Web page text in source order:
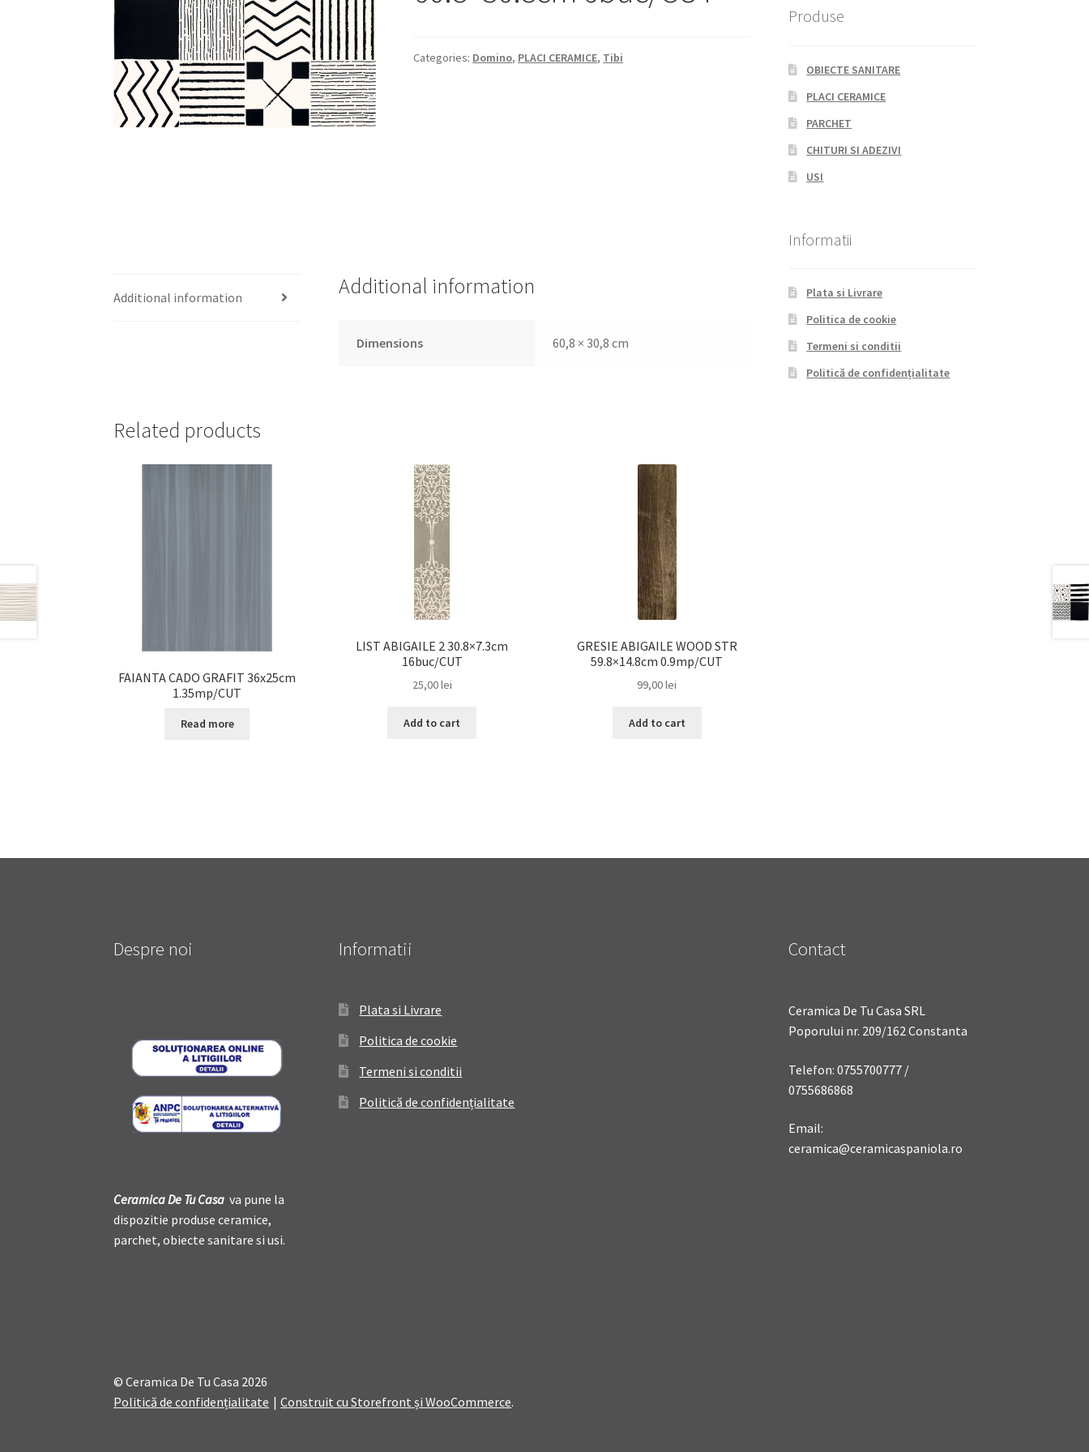
Categories: Domino, PLACI CERAMICE, Tibi
Additional information Additional information
Dimensions 60,8 × 30,8 cm
Related products
FAIANTA CADO GRAFIT 36x25cm
1.35mp/CUT
Read more
LIST ABIGAILE 2 30.8×7.3cm
16buc/CUT
25,00lei
Add to cart
GRESIE ABIGAILE WOOD STR
59.8×14.8cm 0.9mp/CUT
99,00lei
Add to cart
Produse
OBIECTE SANITARE
PLACI CERAMICE
PARCHET
CHITURI SI ADEZIVI
USI
Informatii
Plata si Livrare
Politica de cookie
Termeni si conditii
Politică de confidențialitate
Despre noi
Ceramica De Tu Casa va pune la
dispozitie produse ceramice,
parchet, obiecte sanitare si usi.
Informatii
Plata si Livrare
Politica de cookie
Termeni si conditii
Politică de confidențialitate
Contact
Ceramica De Tu Casa SRL
Poporului nr. 209/162 Constanta
Telefon: 0755700777 /
0755686868
Email:
ceramica@ceramicaspaniola.ro
© Ceramica De Tu Casa 2026
Politică de confidențialitate
Construit cu Storefront și WooCommerce.